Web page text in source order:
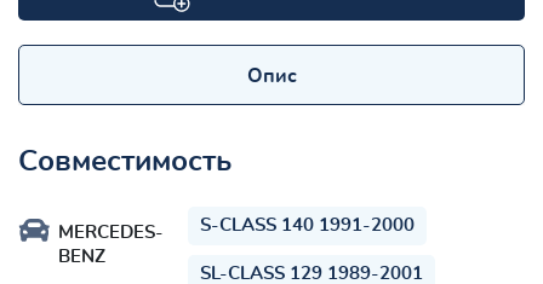
Опис
Совместимость
MERCEDES-
BENZ
S-CLASS 140 1991-2000
SL-CLASS 129 1989-2001